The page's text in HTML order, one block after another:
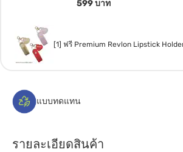
599 บาท
[1] ฟรี Premium Revlon Lipstick
แบบทดแทน
รายละเอียดสินค้า